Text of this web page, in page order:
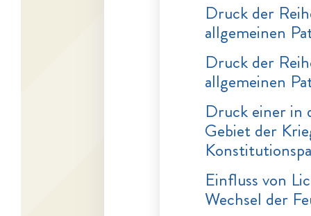
Druck der
allgemeinen
Druck der
allgemeinen
Druck einer in
Gebiet der
Einfluss von
Wechsel der